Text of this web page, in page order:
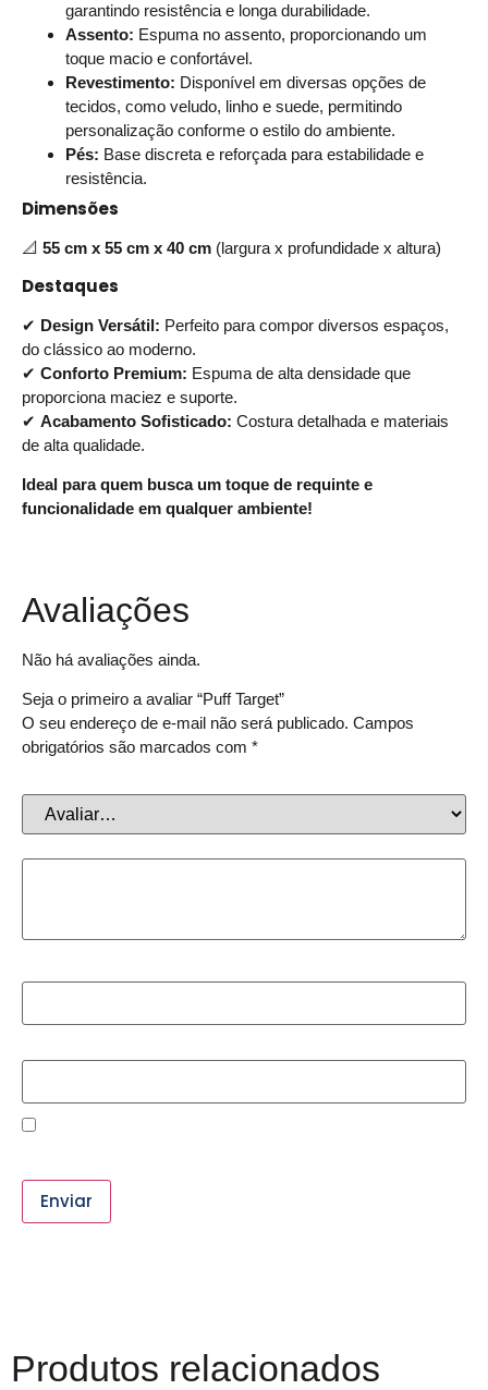
garantindo resistência e longa durabilidade.
Assento: Espuma no assento, proporcionando um
toque macio e confortável.
Revestimento: Disponível em diversas opções de
tecidos, como veludo, linho e suede, permitindo
personalização conforme o estilo do ambiente.
Pés: Base discreta e reforçada para estabilidade e
resistência.
Dimensões
📐 55 cm x 55 cm x 40 cm (largura x profundidade x altura)
Destaques
✔ Design Versátil: Perfeito para compor diversos espaços,
do clássico ao moderno.
✔ Conforto Premium: Espuma de alta densidade que
proporciona maciez e suporte.
✔ Acabamento Sofisticado: Costura detalhada e materiais
de alta qualidade.
Ideal para quem busca um toque de requinte e
funcionalidade em qualquer ambiente!
Avaliações
Não há avaliações ainda.
Seja o primeiro a avaliar “Puff Target”
O seu endereço de e-mail não será publicado. Campos
obrigatórios são marcados com *
Produtos relacionados